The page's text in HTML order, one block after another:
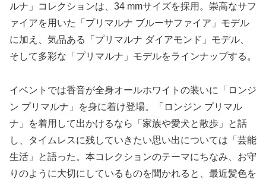
ルナ」コレクションは、34 mmサイズを採用。崇高なサフ
ァイアを用いた「プリマルナ ブルーサファイア」モデル
に加え、気品ある「プリマルナ ダイアモンド」モデル、
そして多彩な「プリマルナ」モデルをラインナップする。
イベントでは香音が全身オールホワイトの装いに「ロンジ
ン プリマルナ」を身に着け登場。「ロンジン プリマル
ナ」を着用して出かけるなら「家族や愛犬と散歩」と話
し、タイムレスに残していきたい思い出については「芸能
生活」と語った。本コレクションのテーマにちなみ、お守
りのように大切にしているものを聞かれると、最近髪色を